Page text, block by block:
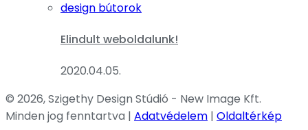
Elindult weboldalunk!
2020.04.05.
© 2026, Szigethy Design Stúdió - New Image Kft.
Minden jog fenntartva | Adatvédelem | Oldaltérkép